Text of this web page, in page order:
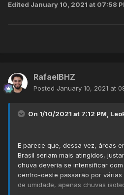
Edited January 10, 2021 at 07:58
RafaelBHZ
Posted January 10, 2021 at
On 1/10/2021 at 7:12 PM,
E parece que, dessa vez, áreas
Brasil seriam mais atingidos,
chuva deveria se intensificar com
centro-oeste passarão por
de umidade, apenas chuvas